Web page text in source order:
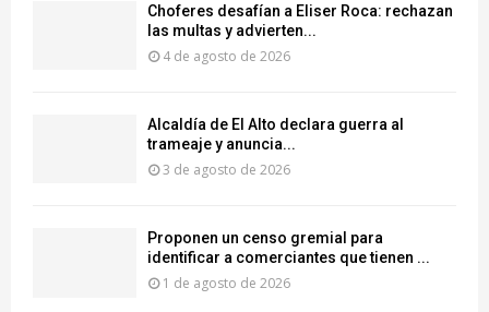
Choferes desafían a Eliser Roca: rechazan
las multas y advierten...
4 de agosto de 2026
‎Alcaldía de El Alto declara guerra al
trameaje y anuncia...
3 de agosto de 2026
Proponen un censo gremial para
identificar a comerciantes que tienen ...
1 de agosto de 2026